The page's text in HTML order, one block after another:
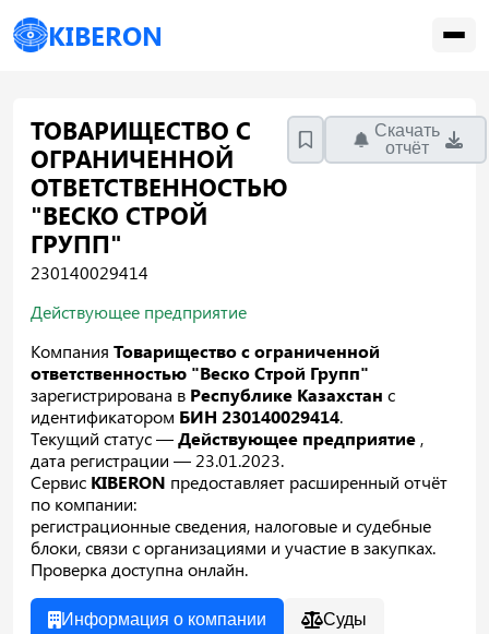
KIBERON
ТОВАРИЩЕСТВО С
ОГРАНИЧЕННОЙ
ОТВЕТСТВЕННОСТЬЮ
"ВЕСКО СТРОЙ
ГРУПП"
230140029414
Скачать
отчёт
Действующее предприятие
Компания Товарищество с ограниченной
ответственностью "Веско Строй Групп"
зарегистрирована в Республике Казахстан с
идентификатором БИН 230140029414.
Текущий статус —Действующее предприятие ,
дата регистрации — 23.01.2023.
Сервис KIBERON предоставляет расширенный отчёт
по компании:
регистрационные сведения, налоговые и судебные
блоки, связи с организациями и участие в закупках.
Проверка доступна онлайн.
Информация о компании Суды